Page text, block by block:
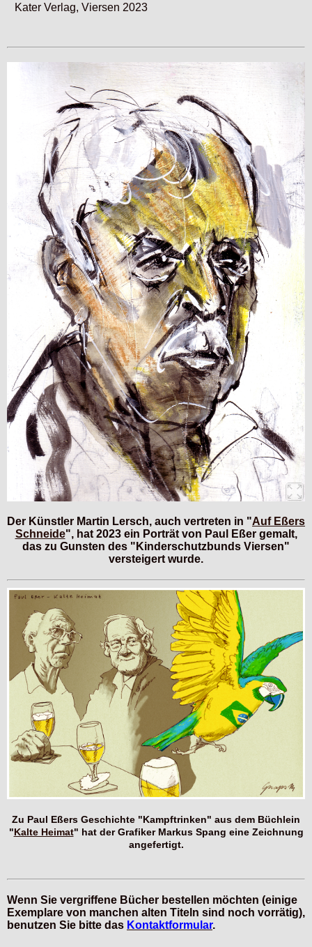
Kater Verlag, Viersen 2023
Der Künstler Martin Lersch, auch vertreten in "Auf Eßers
Schneide", hat 2023 ein Porträt von Paul Eßer gemalt,
das zu Gunsten des "Kinderschutzbunds Viersen"
versteigert wurde.
Zu Paul Eßers Geschichte "Kampftrinken" aus dem Büchlein
"Kalte Heimat" hat der Grafiker Markus Spang eine Zeichnung
angefertigt.
Wenn Sie vergriffene Bücher bestellen möchten (einige
Exemplare von manchen alten Titeln sind noch vorrätig),
benutzen Sie bitte das Kontaktformular.